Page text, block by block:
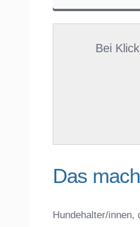
Bei
Das
Hundehalter/innen,